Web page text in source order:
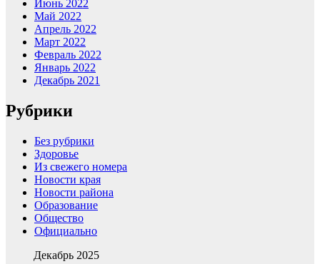
Июнь 2022
Май 2022
Апрель 2022
Март 2022
Февраль 2022
Январь 2022
Декабрь 2021
Рубрики
Без рубрики
Здоровье
Из свежего номера
Новости края
Новости района
Образование
Общество
Официально
Декабрь 2025